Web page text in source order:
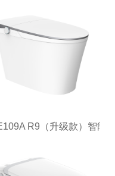
R9（升级款）智能